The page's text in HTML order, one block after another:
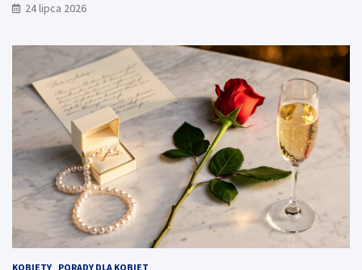
24 lipca 2026
KOBIETY PORADY DLA KOBIET